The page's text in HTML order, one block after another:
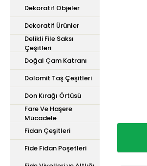
Dekoratif Objeler
Dekoratif Ürünler
Delikli File Saksı
Çeşitleri
Doğal Çam Katranı
Dolomit Taş Çeşitleri
Don Kırağı Örtüsü
Fare Ve Haşere
Mücadele
Fidan Çeşitleri
Fide Fidan Poşetleri